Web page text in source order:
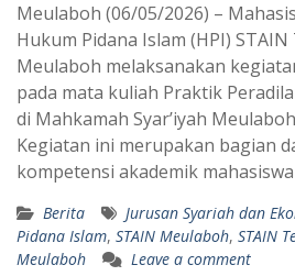
Meulaboh (06/05/2026) –
Hukum Pidana Islam (HPI)
Meulaboh melaksanakan
pada mata kuliah Praktik
di Mahkamah Syar’iyah
Kegiatan ini merupakan bagian
kompetensi akademik mahasiswa
Berita Jurusan Syariah dan
Pidana Islam, STAIN Meulaboh, STAIN
Meulaboh
Leave a comment